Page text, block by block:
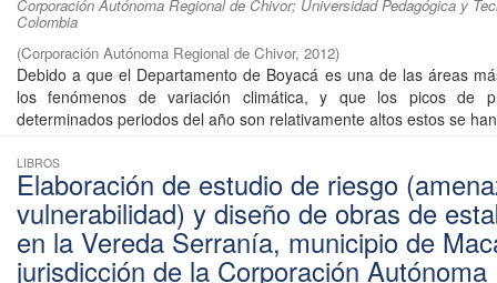
Corporación Autónoma Regional de Chivor; Universidad Pedagógica y
Colombia
(Corporación Autónoma Regional de Chivor, 2012)
Debido a que el Departamento de Boyacá es una de las áreas
los fenómenos de variación climática, y que los picos de
determinados periodos del año son relativamente altos estos se
LIBROS
Elaboración de estudio de riesgo
vulnerabilidad) y diseño de obras de
en la Vereda Serranía, municipio de
jurisdicción de la Corporación Autónoma